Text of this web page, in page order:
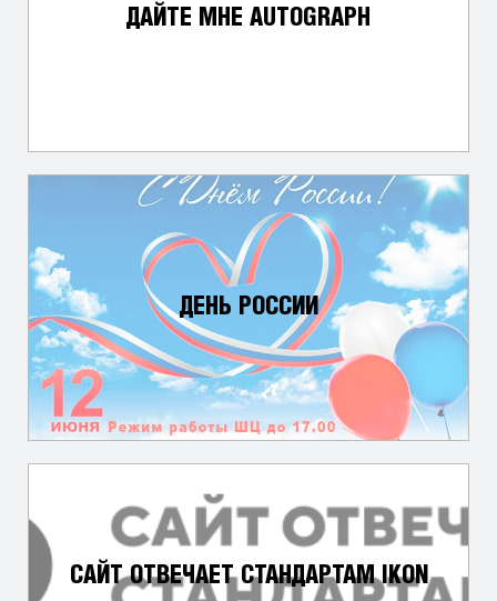
ДАЙТЕ МНЕ AUTOGRAPH
ДЕНЬ РОССИИ
САЙТ ОТВЕЧАЕТ СТАНДАРТАМ IKON